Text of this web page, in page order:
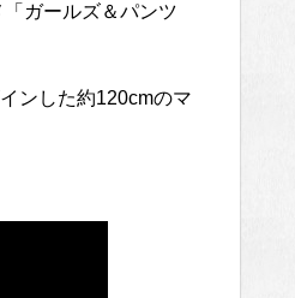
ガールズ＆パンツ
ンした約120cmのマ